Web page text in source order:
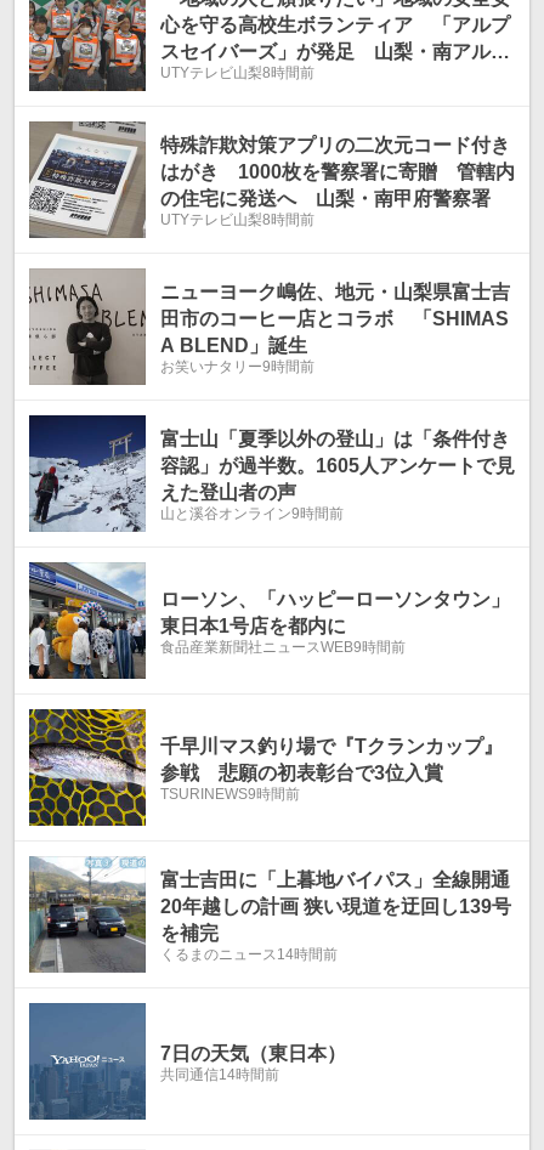
心を守る高校生ボランティア 「アルプ
スセイバーズ」が発足 山梨・南アルプ
ス市
UTYテレビ山梨8時間前
特殊詐欺対策アプリの二次元コード付き
はがき 1000枚を警察署に寄贈 管轄内
の住宅に発送へ 山梨・南甲府警察署
UTYテレビ山梨8時間前
ニューヨーク嶋佐、地元・山梨県富士吉
田市のコーヒー店とコラボ 「SHIMAS
A BLEND」誕生
お笑いナタリー9時間前
富士山「夏季以外の登山」は「条件付き
容認」が過半数。1605人アンケートで見
えた登山者の声
山と溪谷オンライン9時間前
ローソン、「ハッピーローソンタウン」
東日本1号店を都内に
食品産業新聞社ニュースWEB9時間前
千早川マス釣り場で『Tクランカップ』
参戦 悲願の初表彰台で3位入賞
TSURINEWS9時間前
富士吉田に「上暮地バイパス」全線開通
20年越しの計画 狭い現道を迂回し139号
を補完
くるまのニュース 14時間前
7日の天気（東日本）
共同通信14時間前